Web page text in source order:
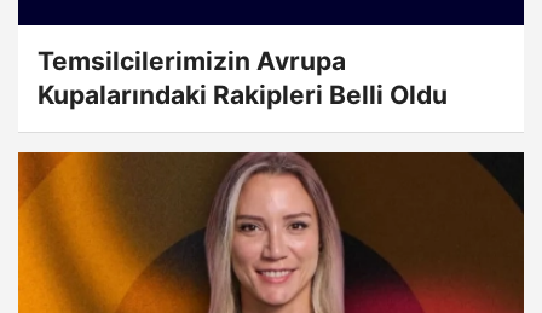
Temsilcilerimizin Avrupa
Kupalarındaki Rakipleri Belli Oldu